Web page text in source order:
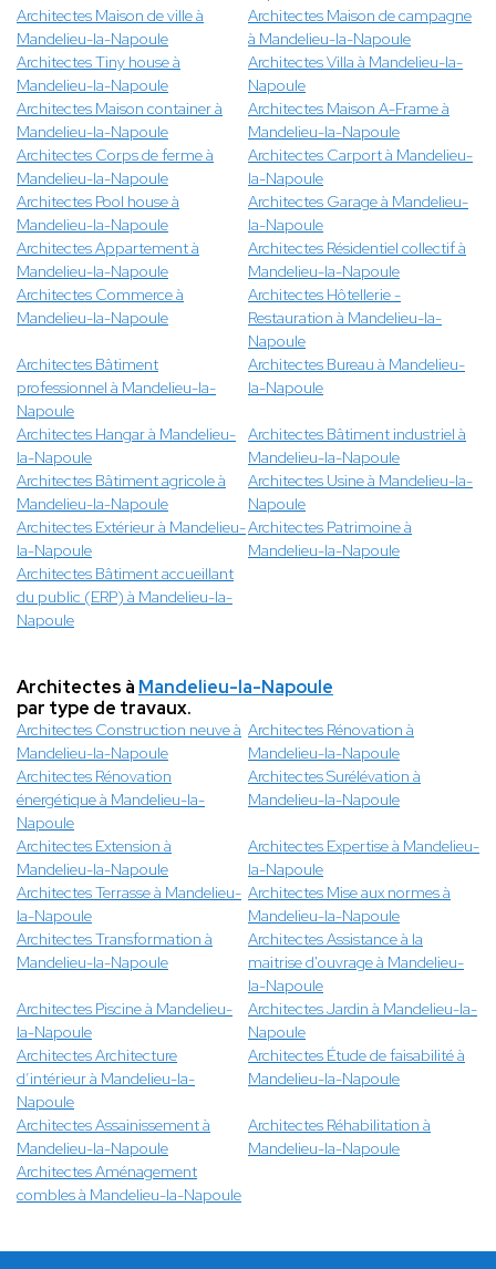
Architectes Maison de ville à
Mandelieu-la-Napoule
Architectes Maison de campagne
à Mandelieu-la-Napoule
Architectes Tiny house à
Mandelieu-la-Napoule
Architectes Villa à Mandelieu-la-
Napoule
Architectes Maison container à
Mandelieu-la-Napoule
Architectes Maison A-Frame à
Mandelieu-la-Napoule
Architectes Corps de ferme à
Mandelieu-la-Napoule
Architectes Carport à Mandelieu-
la-Napoule
Architectes Pool house à
Mandelieu-la-Napoule
Architectes Garage à Mandelieu-
la-Napoule
Architectes Appartement à
Mandelieu-la-Napoule
Architectes Résidentiel collectif à
Mandelieu-la-Napoule
Architectes Commerce à
Mandelieu-la-Napoule
Architectes Hôtellerie -
Restauration à Mandelieu-la-
Napoule
Architectes Bâtiment
professionnel à Mandelieu-la-
Napoule
Architectes Bureau à Mandelieu-
la-Napoule
Architectes Hangar à Mandelieu-
la-Napoule
Architectes Bâtiment industriel à
Mandelieu-la-Napoule
Architectes Bâtiment agricole à
Mandelieu-la-Napoule
Architectes Usine à Mandelieu-la-
Napoule
Architectes Extérieur à Mandelieu-
la-Napoule
Architectes Patrimoine à
Mandelieu-la-Napoule
Architectes Bâtiment accueillant
du public (ERP) à Mandelieu-la-
Napoule
Architectes à Mandelieu-la-Napoule
par type de travaux.
Architectes Construction neuve à
Mandelieu-la-Napoule
Architectes Rénovation à
Mandelieu-la-Napoule
Architectes Rénovation
énergétique à Mandelieu-la-
Napoule
Architectes Surélévation à
Mandelieu-la-Napoule
Architectes Extension à
Mandelieu-la-Napoule
Architectes Expertise à Mandelieu-
la-Napoule
Architectes Terrasse à Mandelieu-
la-Napoule
Architectes Mise aux normes à
Mandelieu-la-Napoule
Architectes Transformation à
Mandelieu-la-Napoule
Architectes Assistance à la
maitrise d'ouvrage à Mandelieu-
la-Napoule
Architectes Piscine à Mandelieu-
la-Napoule
Architectes Jardin à Mandelieu-la-
Napoule
Architectes Architecture
d’intérieur à Mandelieu-la-
Napoule
Architectes Étude de faisabilité à
Mandelieu-la-Napoule
Architectes Assainissement à
Mandelieu-la-Napoule
Architectes Réhabilitation à
Mandelieu-la-Napoule
Architectes Aménagement
combles à Mandelieu-la-Napoule